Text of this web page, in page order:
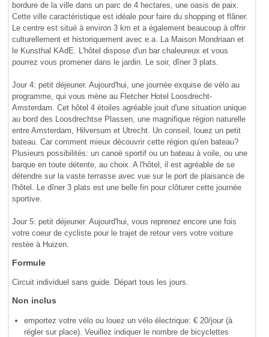
bordure de la ville dans un parc de 4 hectares, une oasis de paix.
Cette ville caractéristique est idéale pour faire du shopping et flâner.
Le centre est situé à environ 3 km et a également beaucoup à offrir
culturellement et historiquement avec e.a. La Maison Mondriaan et
le Kunsthal KAdE. L'hôtel dispose d'un bar chaleureux et vous
pourrez vous promener dans le jardin. Le soir, dîner 3 plats.
Jour 4: petit déjeuner. Aujourd'hui, une journée exquise de vélo au
programme, qui vous mène au Fletcher Hotel Loosdrecht-
Amsterdam. Cet hôtel 4 étoiles agréable jouit d'une situation unique
au bord des Loosdrechtse Plassen, une magnifique région naturelle
entre Amsterdam, Hilversum et Utrecht. Un conseil, louez un petit
bateau. Car comment mieux découvrir cette région qu'en bateau?
Plusieurs possibilités: un canoë sportif ou un bateau à voile, ou une
barque en toute détente, au choix. A l'hôtel, il est agréable de se
détendre sur la vaste terrasse avec vue sur le port de plaisance de
l'hôtel. Le dîner 3 plats est une belle fin pour clôturer cette journée
sportive.
Jour 5: petit déjeuner. Aujourd'hui, vous reprenez encore une fois
votre coeur de cycliste pour le trajet de retour vers votre voiture
restée à Huizen.
Formule
Circuit individuel sans guide. Départ tous les jours.
Non inclus
emportez votre vélo ou louez un vélo électrique: € 20/jour (à
régler sur place). Veuillez indiquer le nombre de bicyclettes